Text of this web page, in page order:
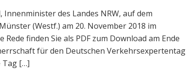
des Landes NRW, auf dem
(Westf.) am 20. November 2018 im
finden Sie als PDF zum Download am Ende
für den Deutschen Verkehrsexpertentag
Tag […]